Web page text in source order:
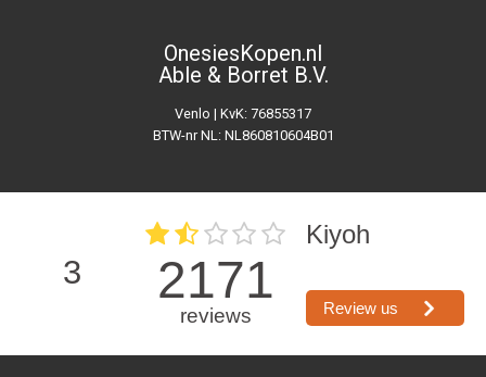
OnesiesKopen.nl
Able & Borret B.V.
Venlo | KvK: 76855317
BTW-nr NL: NL860810604B01